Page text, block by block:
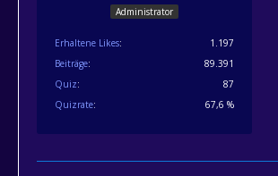
Administrator
Erhaltene Likes
1.197
Beiträge
89.391
Quiz
87
Quizrate
67,6 %